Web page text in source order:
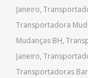
Janeiro,
Transportadora
Mudanças BH,
Janeiro,
Transportadoras